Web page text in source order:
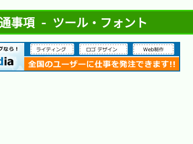
事項 - ツール・フォント